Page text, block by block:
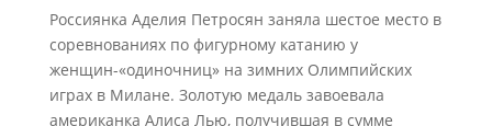
Россиянка Аделия Петросян заняла шестое место в
соревнованиях по фигурному катанию у
женщин-«одиночниц» на зимних Олимпийских
играх в Милане. Золотую медаль завоевала
американка Алиса Лью, получившая в сумме